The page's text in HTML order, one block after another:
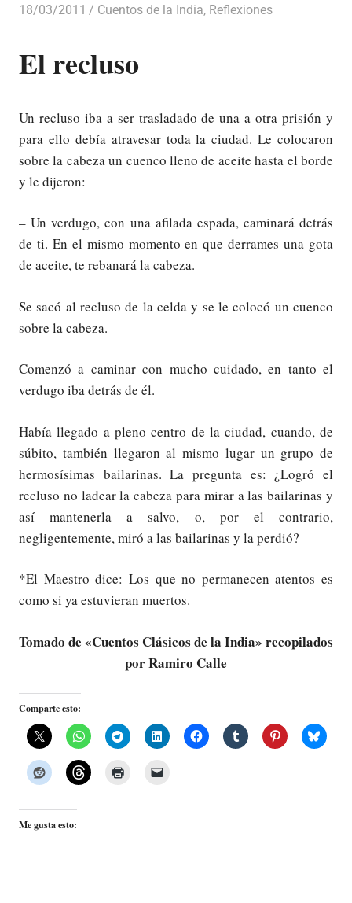
18/03/2011 Luis Castellanos
Cuentos de la India, Reflexiones
El recluso
Un recluso iba a ser trasladado de una a otra prisión y
para ello debía atravesar toda la ciudad. Le colocaron
sobre la cabeza un cuenco lleno de aceite hasta el borde
y le dijeron:
– Un verdugo, con una afilada espada, caminará detrás
de ti. En el mismo momento en que derrames una gota
de aceite, te rebanará la cabeza.
Se sacó al recluso de la celda y se le colocó un cuenco
sobre la cabeza.
Comenzó a caminar con mucho cuidado, en tanto el
verdugo iba detrás de él.
Había llegado a pleno centro de la ciudad, cuando, de
súbito, también llegaron al mismo lugar un grupo de
hermosísimas bailarinas. La pregunta es: ¿Logró el
recluso no ladear la cabeza para mirar a las bailarinas y
así mantenerla a salvo, o, por el contrario,
negligentemente, miró a las bailarinas y la perdió?
*El Maestro dice: Los que no permanecen atentos es
como si ya estuvieran muertos.
Tomado de «Cuentos Clásicos de la India» recopilados
por Ramiro Calle
Comparte esto:
Me gusta esto: